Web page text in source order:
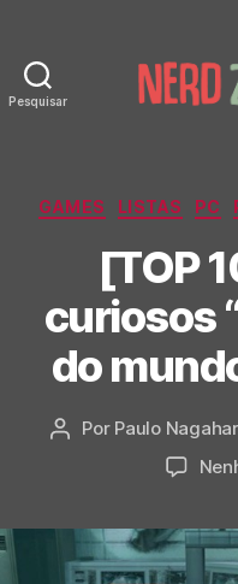
Pesquisar
GAMES LISTAS PC
[TOP
curiosos
do
Autor
Por Paulo